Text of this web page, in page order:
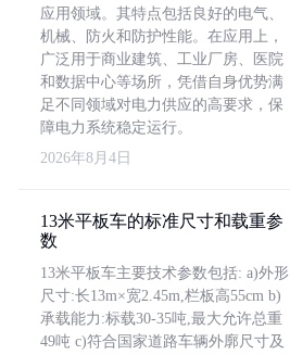
应用领域。其特点包括良好的电气、
机械、防火和防护性能。在应用上，
广泛用于商业建筑、工业厂房、医院
和数据中心等场所，凭借自身优势满
足不同领域对电力供应的高要求，保
障电力系统稳定运行。
2026年8月4日
13米平板车的标准尺寸和载重参
数
13米平板车主要技术参数包括: a)外形
尺寸:长13m×宽2.45m,栏板高55cm b)
承载能力:标载30-35吨,最大允许总重
49吨 c)符合国家道路车辆外廓尺寸及